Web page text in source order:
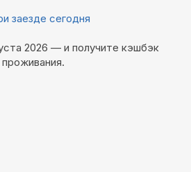
заезде сегодня
2026 — и получите кэшбэк